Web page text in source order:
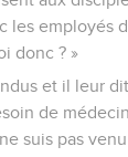
les employés
donc ? »
et il leur
de
suis pas